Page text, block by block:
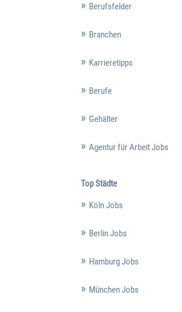
Berufsfelder
Branchen
Karrieretipps
Berufe
Gehälter
Agentur für Arbeit Jobs
Top Städte
Köln Jobs
Berlin Jobs
Hamburg Jobs
München Jobs